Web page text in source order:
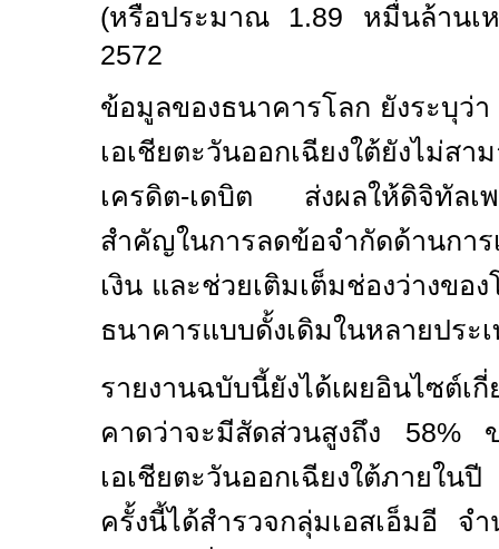
(หรือประมาณ 1.89 หมื่นล้านเ
2572
ข้อมูลของธนาคารโลก ยังระบุว่
เอเชียตะวันออกเฉียงใต้ยังไม่สา
เครดิต-เดบิต ส่งผลให้ดิจิทัลเ
สำคัญในการลดข้อจำกัดด้านการ
เงิน และช่วยเติมเต็มช่องว่างขอ
ธนาคารแบบดั้งเดิมในหลายประ
รายงานฉบับนี้ยังได้เผยอินไซต์เ
คาดว่าจะมีสัดส่วนสูงถึง 58%
เอเชียตะวันออกเฉียงใต้ภายใ
ครั้งนี้ได้สำรวจกลุ่มเอสเอ็มอี